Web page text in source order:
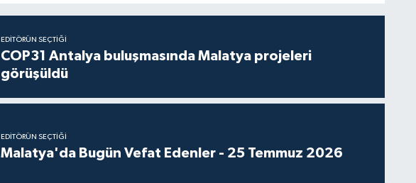
EDITÖRÜN SEÇTIĞI
COP31 Antalya buluşmasında Malatya projeleri
görüşüldü
EDITÖRÜN SEÇTIĞI
Malatya'da Bugün Vefat Edenler - 25 Temmuz 2026